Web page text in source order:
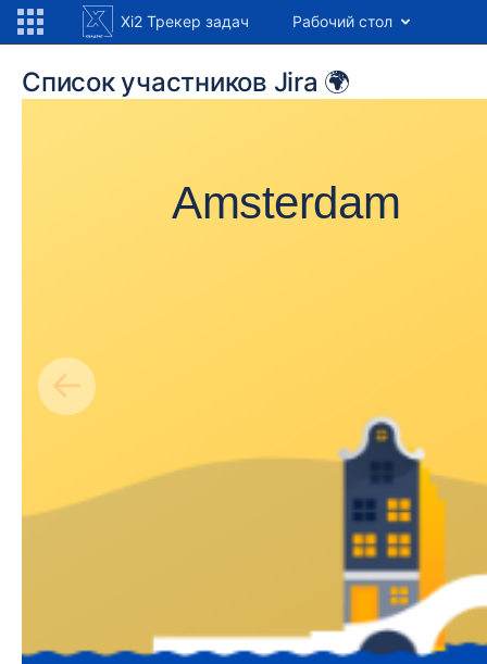
Xi2 Трекер задач Рабочий стол
Список участников Jira 🌍
←
Amsterdam